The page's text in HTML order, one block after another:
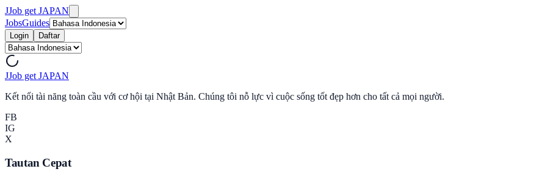
JJob get JAPAN
JobsGuides
Login Daftar
JJob get JAPAN
Kết nối tài năng toàn cầu với cơ hội tại Nhật Bản. Chúng tôi nỗ lực vì cuộc sống tốt đẹp hơn cho tất cả mọi người.
FB
IG
X
Tautan Cepat